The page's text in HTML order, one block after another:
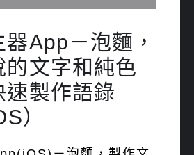
App－泡麵，
的文字和純色
速製作語錄
）